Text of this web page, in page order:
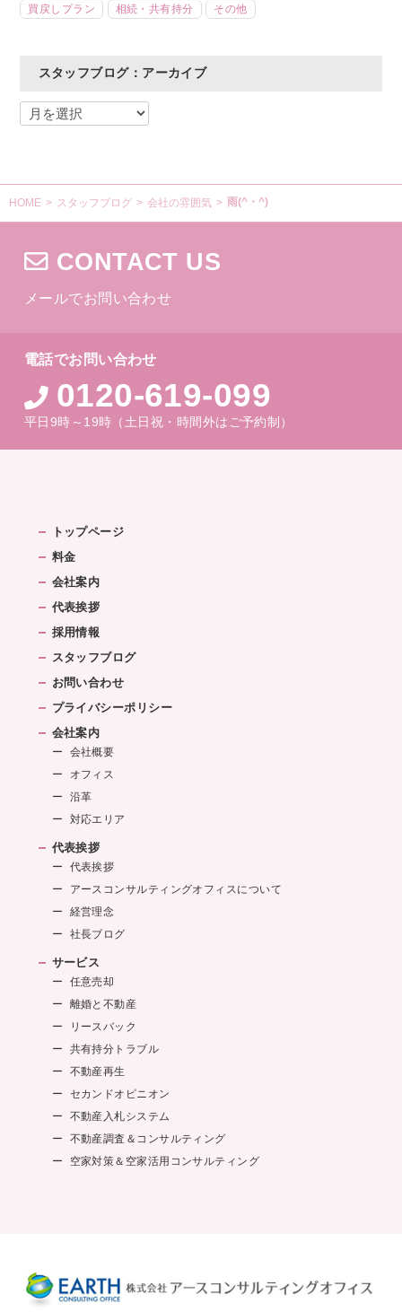
買戻しプラン 相続・共有持分 その他
スタッフブログ：アーカイブ
HOME > スタッフブログ > 会社の雰囲気 > 雨(^・^)
CONTACT US
メールでお問い合わせ
電話でお問い合わせ
0120-619-099
平日9時～19時（土日祝・時間外はご予約制）
トップページ
料金
会社案内
代表挨拶
採用情報
スタッフブログ
お問い合わせ
プライバシーポリシー
会社案内
会社概要
オフィス
沿革
対応エリア
代表挨拶
代表挨拶
アースコンサルティングオフィスについて
経営理念
社長ブログ
サービス
任意売却
離婚と不動産
リースバック
共有持分トラブル
不動産再生
セカンドオピニオン
不動産入札システム
不動産調査＆コンサルティング
空家対策＆空家活用コンサルティング